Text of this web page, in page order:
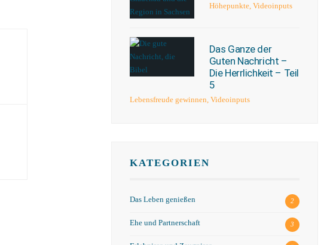
Höhepunkte, Videoinputs
Das Ganze der
Guten Nachricht –
Die Herrlichkeit – Teil
5
Lebensfreude gewinnen Videoinputs
KATEGORIEN
Das Leben genießen 2
Ehe und Partnerschaft 3